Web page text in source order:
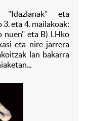
"Idazlanak" eta
eta 4. mailakoak:
nuen" eta B) LHko
eta nire jarrera
lan bakarra